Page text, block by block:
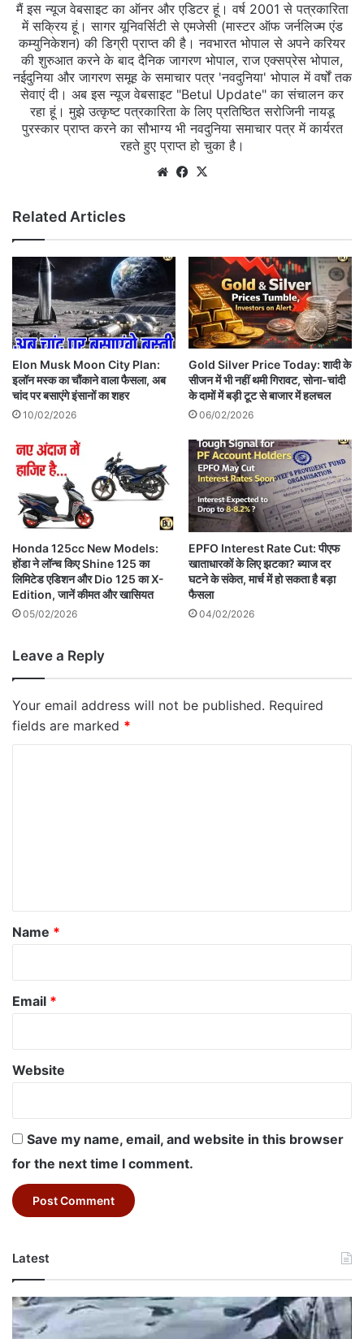
मैं इस न्यूज वेबसाइट का ऑनर और एडिटर हूं। वर्ष 2001 से पत्रकारिता
में सक्रिय हूं। सागर यूनिवर्सिटी से एमजेसी (मास्टर ऑफ जर्नलिज्म एंड
कम्युनिकेशन) की डिग्री प्राप्त की है। नवभारत भोपाल से अपने करियर
की शुरुआत करने के बाद दैनिक जागरण भोपाल, राज एक्सप्रेस भोपाल,
नईदुनिया और जागरण समूह के समाचार पत्र 'नवदुनिया' भोपाल में वर्षों तक
सेवाएं दी। अब इस न्यूज वेबसाइट "Betul Update" का संचालन कर
रहा हूं। मुझे उत्कृष्ट पत्रकारिता के लिए प्रतिष्ठित सरोजिनी नायडू
पुरस्कार प्राप्त करने का सौभाग्य भी नवदुनिया समाचार पत्र में कार्यरत
रहते हुए प्राप्त हो चुका है।
WebsiteFacebook
Related Articles
Elon Musk Moon City Plan:
इलॉन मस्क का चौंकाने वाला फैसला, अब
चांद पर बसाएंगे इंसानों का शहर
10/02/2026
Gold Silver Price Today: शादी के
सीजन में भी नहीं थमी गिरावट, सोना-चांदी
के दामों में बड़ी टूट से बाजार में हलचल
06/02/2026
Honda 125cc New Models:
होंडा ने लॉन्च किए Shine 125 का
लिमिटेड एडिशन और Dio 125 का X-
Edition, जानें कीमत और खासियत
05/02/2026
EPFO Interest Rate Cut: पीएफ
खाताधारकों के लिए झटका? ब्याज दर
घटने के संकेत, मार्च में हो सकता है बड़ा
फैसला
04/02/2026
Leave a Reply
Your email address will not be published. Required
fields are marked *
*
Name *
Email *
Website
Save my name, email, and website in this browser
for the next time I comment.
Latest
Betul
RTO